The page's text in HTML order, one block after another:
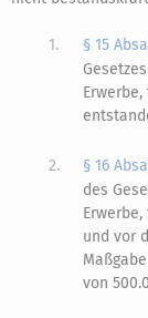
1. § 15
2. § 16
des
und vor
von